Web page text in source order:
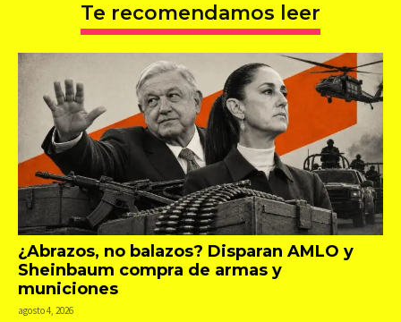
Te recomendamos leer
¿Abrazos, no balazos? Disparan AMLO y
Sheinbaum compra de armas y
municiones
agosto 4, 2026